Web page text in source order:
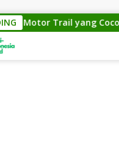
Motor Trail yang Cocok